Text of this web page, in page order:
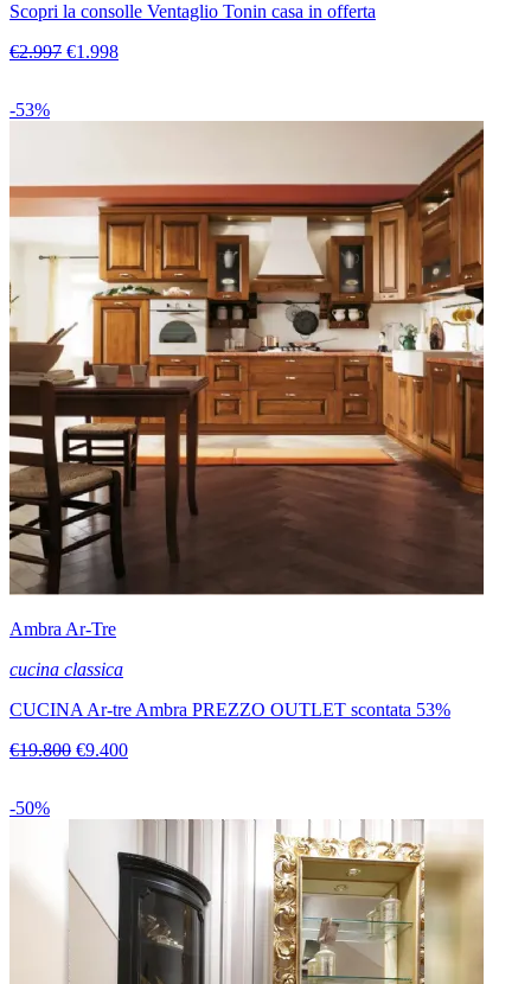
Scopri la consolle Ventaglio Tonin casa in offerta
€2.997 €1.998
-53%
Ambra Ar-Tre
cucina classica
CUCINA Ar-tre Ambra PREZZO OUTLET scontata 53%
€19.800 €9.400
-50%